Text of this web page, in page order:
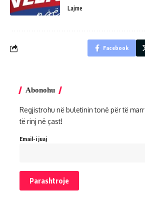
Lajme
Facebook
Abonohu
Regjistrohu në buletinin tonë për të
të rinj në çast!
Email-i juaj